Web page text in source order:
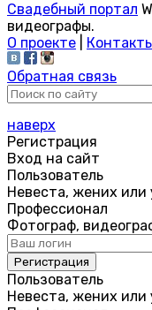
Свадебный портал
видеографы.
О проекте
Обратная связь
наверх
Регистрация
Вход на сайт
Пользователь
Невеста, жених или
Профессионал
Фотограф,
Пользователь
Невеста, жених или